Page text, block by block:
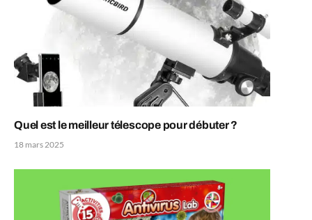
Quel est le meilleur télescope pour débuter ?
18 mars 2025